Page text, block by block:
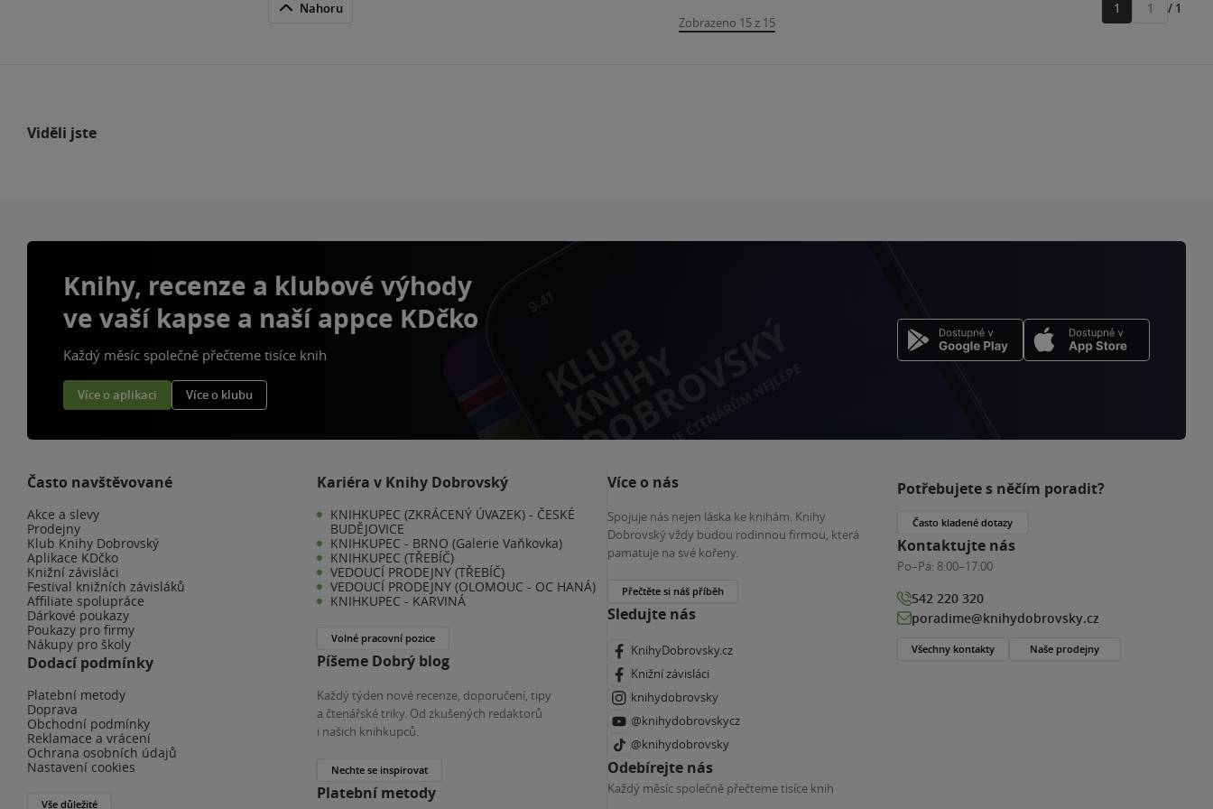
Nahoru
Zobrazeno 15 z 15
1
Přejít
/ 1
Viděli jste
Knihy, recenze a klubové výhody
ve vaší kapse a naší appce KDčko
Každý měsíc společně přečteme tisíce knih
Více o aplikaci Více o klubu
Často navštěvované
Akce a slevy
Prodejny
Klub Knihy Dobrovský
Aplikace KDčko
Knižní závisláci
Festival knižních závisláků
Affiliate spolupráce
Dárkové poukazy
Poukazy pro firmy
Nákupy pro školy
Dodací podmínky
Platební metody
Doprava
Obchodní podmínky
Reklamace a vrácení
Ochrana osobních údajů
Nastavení cookies
Vše důležité
Kariéra v Knihy Dobrovský
KNIHKUPEC (ZKRÁCENÝ ÚVAZEK) - ČESKÉ
BUDĚJOVICE
KNIHKUPEC - BRNO (Galerie Vaňkovka)
KNIHKUPEC (TŘEBÍČ)
VEDOUCÍ PRODEJNY (TŘEBÍČ)
VEDOUCÍ PRODEJNY (OLOMOUC - OC HANÁ)
KNIHKUPEC - KARVINÁ
Volné pracovní pozice
Píšeme Dobrý blog
Každý týden nové recenze, doporučení, tipy
a čtenářské triky. Od zkušených redaktorů
i našich knihkupců.
Nechte se inspirovat
Platební metody
Více o nás
Spojuje nás nejen láska ke knihám. Knihy
Dobrovský vždy budou rodinnou firmou, která
pamatuje na své kořeny.
Přečtěte si náš příběh
Sledujte nás
KnihyDobrovsky.cz
Knižní závisláci
knihydobrovsky
@knihydobrovskycz
@knihydobrovsky
Odebírejte nás
Každý měsíc společně přečteme tisíce knih
Potřebujete s něčím poradit?
Často kladené dotazy
Kontaktujte nás
Po–Pá: 8:00–17:00
542 220 320
poradime@knihydobrovsky.cz
Všechny kontakty Naše prodejny